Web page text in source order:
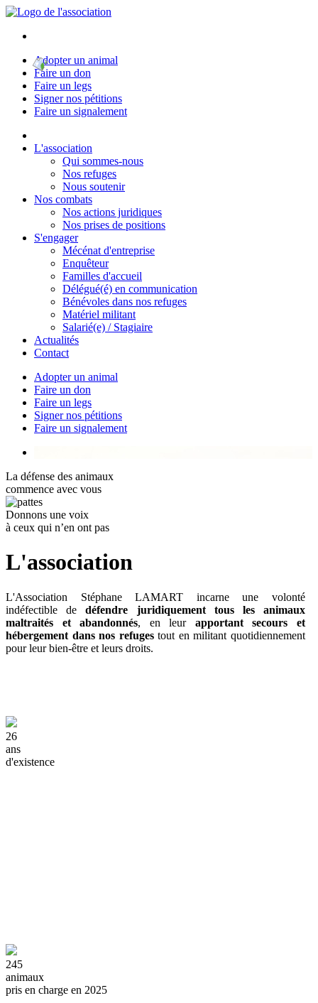
Adopter un animal
Faire un don
Faire un legs
Signer nos pétitions
Faire un signalement
L'association
Qui sommes-nous
Nos refuges
Nous soutenir
Nos combats
Nos actions juridiques
Nos prises de positions
S'engager
Mécénat d'entreprise
Enquêteur
Familles d'accueil
Délégué(é) en communication
Bénévoles dans nos refuges
Matériel militant
Salarié(e) / Stagiaire
Actualités
Contact
Adopter un animal
Faire un don
Faire un legs
Signer nos pétitions
Faire un signalement
La défense des animaux
commence avec vous
Donnons une voix
à ceux qui n’en ont pas
L'association
L'Association Stéphane LAMART incarne une volonté
indéfectible dedéfendre juridiquement tous les animaux
maltraités et abandonnés, en leur apportant secours et
hébergement dans nos refugestout en militant quotidiennement
pour leur bien-être et leurs droits.
26
ans
d'existence
245
animaux
pris en charge en 2025